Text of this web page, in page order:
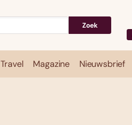
Zoek
Travel Magazine Nieuwsbrief